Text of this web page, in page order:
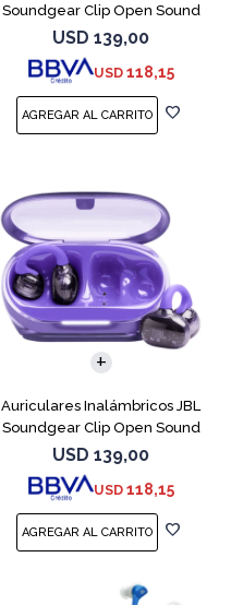
Soundgear Clip Open Sound
Cobre
USD 139,00
USD 118,15
Auriculares Inalámbricos JBL
Soundgear Clip Open Sound
Purpl
USD 139,00
USD 118,15